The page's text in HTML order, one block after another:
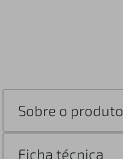
Sobre o produto
Ficha técnica